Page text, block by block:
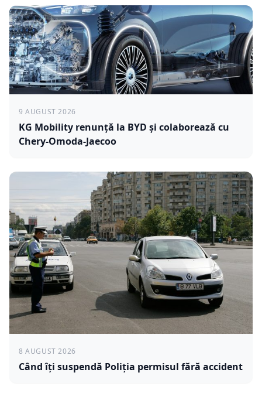
9 AUGUST 2026
KG Mobility renunță la BYD și colaborează cu
Chery-Omoda-Jaecoo
8 AUGUST 2026
Când îți suspendă Poliția permisul fără accident